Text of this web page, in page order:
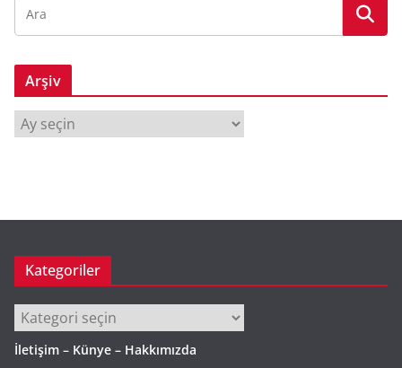
Arşiv
Kategoriler
Kategoriler
İletişim – Künye – Hakkımızda